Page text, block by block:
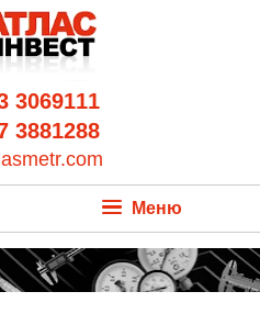
3069111
3881288
Меню